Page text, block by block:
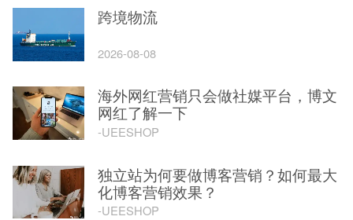
跨境物流
2026-08-08
海外网红营销只会做社媒平台，博文
网红了解一下
-UEESHOP
独立站为何要做博客营销？如何最大
化博客营销效果？
-UEESHOP